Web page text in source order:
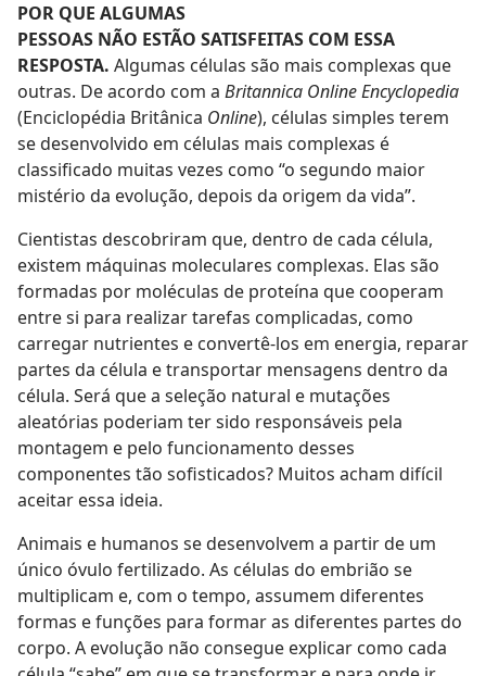
POR QUE ALGUMAS
PESSOAS NÃO ESTÃO SATISFEITAS COM ESSA
RESPOSTA. Algumas células são mais complexas que
outras. De acordo com a Britannica Online Encyclopedia
(Enciclopédia Britânica Online), células simples terem
se desenvolvido em células mais complexas é
classificado muitas vezes como “o segundo maior
mistério da evolução, depois da origem da vida”.
Cientistas descobriram que, dentro de cada célula,
existem máquinas moleculares complexas. Elas são
formadas por moléculas de proteína que cooperam
entre si para realizar tarefas complicadas, como
carregar nutrientes e convertê-los em energia, reparar
partes da célula e transportar mensagens dentro da
célula. Será que a seleção natural e mutações
aleatórias poderiam ter sido responsáveis pela
montagem e pelo funcionamento desses
componentes tão sofisticados? Muitos acham difícil
aceitar essa ideia.
Animais e humanos se desenvolvem a partir de um
único óvulo fertilizado. As células do embrião se
multiplicam e, com o tempo, assumem diferentes
formas e funções para formar as diferentes partes do
corpo. A evolução não consegue explicar como cada